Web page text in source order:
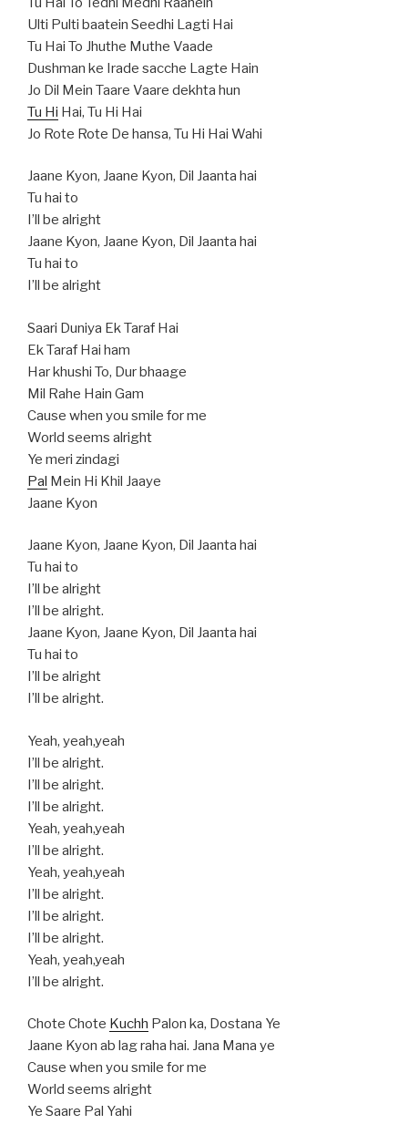
Ulti Pulti baatein Seedhi Lagti Hai
Tu Hai To Jhuthe Muthe Vaade
Dushman ke Irade sacche Lagte Hain
Jo Dil Mein Taare Vaare dekhta hun
Tu Hi Hai, Tu Hi Hai
Jo Rote Rote De hansa, Tu Hi Hai Wahi
Jaane Kyon, Jaane Kyon, Dil Jaanta hai
Tu hai to
I’ll be alright
Jaane Kyon, Jaane Kyon, Dil Jaanta hai
Tu hai to
I’ll be alright
Saari Duniya Ek Taraf Hai
Ek Taraf Hai ham
Har khushi To, Dur bhaage
Mil Rahe Hain Gam
Cause when you smile for me
World seems alright
Ye meri zindagi
Pal Mein Hi Khil Jaaye
Jaane Kyon
Jaane Kyon, Jaane Kyon, Dil Jaanta hai
Tu hai to
I’ll be alright
I’ll be alright.
Jaane Kyon, Jaane Kyon, Dil Jaanta hai
Tu hai to
I’ll be alright
I’ll be alright.
Yeah, yeah,yeah
I’ll be alright.
I’ll be alright.
I’ll be alright.
Yeah, yeah,yeah
I’ll be alright.
Yeah, yeah,yeah
I’ll be alright.
I’ll be alright.
I’ll be alright.
Yeah, yeah,yeah
I’ll be alright.
Chote Chote Kuchh Palon ka, Dostana Ye
Jaane Kyon ab lag raha hai. Jana Mana ye
Cause when you smile for me
World seems alright
Ye Saare Pal Yahi